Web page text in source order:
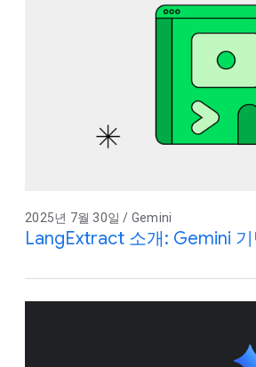
2025년 7월 30일 / Gemini
LangExtract 소개: Gemini